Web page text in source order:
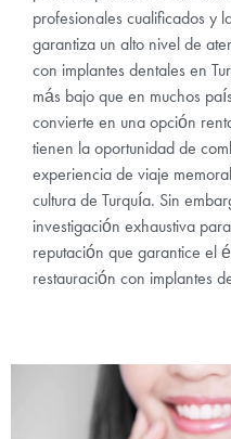
profesionales cualificados y
garantiza un alto nivel de
con implantes dentales en
más bajo que en muchos
convierte en una opción
tienen la oportunidad de
experiencia de viaje
cultura de Turquía. Sin
investigación exhaustiva
reputación que garantice el
restauración con implantes